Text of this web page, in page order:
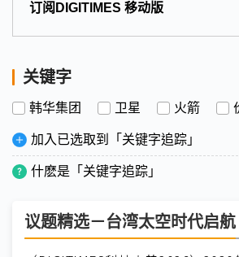
订阅DIGITIMES 移动版
关键字
韩华集团 卫星 火箭
加入已选取到「关键字追踪」
什麽是「关键字追踪」
议题精选－台湾太空时代启航